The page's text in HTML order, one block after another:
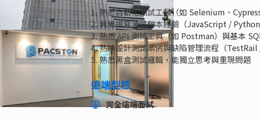
1. 熟悉自動化測試工具（如 Selenium、
2. 具備撰寫測試腳本經驗（JavaScript / Python
3. 熟悉 API 測試工具（如 Postman）與基本
4. 熟練設計測試案例與缺陷管理流程（TestRail /
5. 熟悉黑盒測試邏輯，能獨立思考與重現問題
遠端型態
完全遠端面試